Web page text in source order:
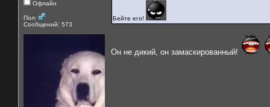
Офлайн
Пол:
Сообщений: 573
Бейте его!
Он не дикий, он замаскированный!